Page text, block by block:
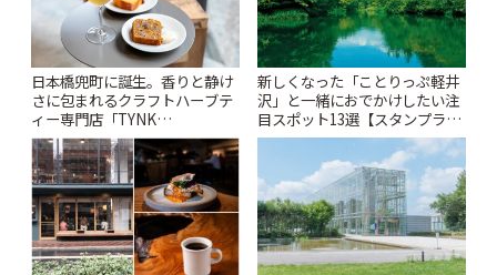
日本橋兜町に誕生。香りと静け
さに包まれるクラフトハーブテ
ィー専門店「TYNK
Kabutocho」 | ことりっぷ
新しくなった「ことりっぷ軽井
沢」と一緒におでかけしたい注
目スポット13選【スタンプラリ
ー開催中】 | ことりっぷ